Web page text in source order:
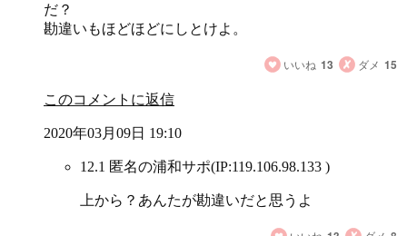
だ？
勘違いもほどほどにしとけよ。
いいね 13 ダメ 15
このコメントに返信
2020年03月09日 19:10
12.1 匿名の浦和サポ(IP:119.106.98.133 )
上から？あんたが勘違いだと思うよ